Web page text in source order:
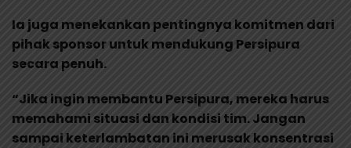
Ia juga menekankan pentingnya komitmen dari
pihak sponsor untuk mendukung Persipura
secara penuh.
“Jika ingin membantu Persipura, mereka harus
memahami situasi dan kondisi tim. Jangan
sampai keterlambatan ini merusak konsentrasi